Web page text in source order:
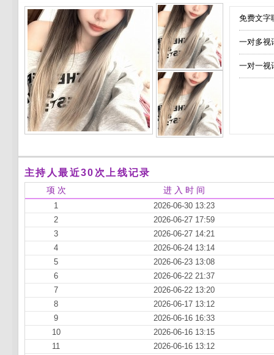
免费文
一对多
一对一
主持人最近30次上线记录
项 次 进 入 时 间
1
2026-06-30 13:23
2
2026-06-27 17:59
3
2026-06-27 14:21
4
2026-06-24 13:14
5
2026-06-23 13:08
6
2026-06-22 21:37
7
2026-06-22 13:20
8
2026-06-17 13:12
9
2026-06-16 16:33
10
2026-06-16 13:15
11
2026-06-16 13:12